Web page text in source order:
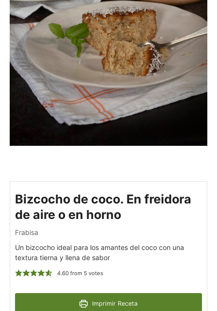
Bizcocho de coco. En freidora
de aire o en horno
Frabisa
Un bizcocho ideal para los amantes del coco con una
textura tierna y llena de sabor
4.60from 5 votes
Imprimir Receta